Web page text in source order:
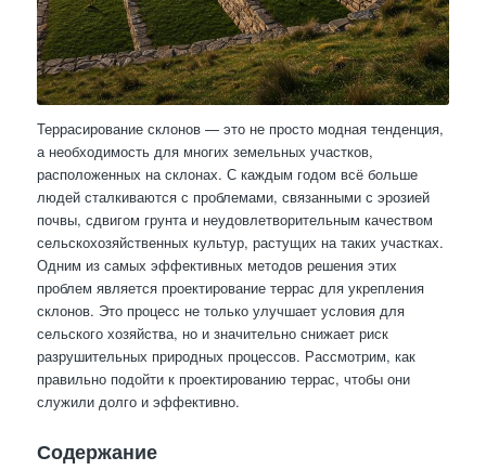
Террасирование склонов — это не просто модная тенденция,
а необходимость для многих земельных участков,
расположенных на склонах. С каждым годом всё больше
людей сталкиваются с проблемами, связанными с эрозией
почвы, сдвигом грунта и неудовлетворительным качеством
сельскохозяйственных культур, растущих на таких участках.
Одним из самых эффективных методов решения этих
проблем является проектирование террас для укрепления
склонов. Это процесс не только улучшает условия для
сельского хозяйства, но и значительно снижает риск
разрушительных природных процессов. Рассмотрим, как
правильно подойти к проектированию террас, чтобы они
служили долго и эффективно.
Содержание